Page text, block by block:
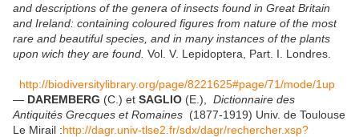
and descriptions of the genera of insects found in Great Britain
and Ireland: containing coloured figures from nature of the most
rare and beautiful species, and in many instances of the plants
upon wich they are found. Vol. V. Lepidoptera, Part. I. Londres.
http://biodiversitylibrary.org/page/8221625#page/71/mode/1up
— DAREMBERG (C.) et SAGLIO (E.),
Dictionnaire des
Antiquités Grecques et Romaines (1877-1919) Univ. de Toulouse
Le Mirail :http://dagr.univ-tlse2.fr/sdx/dagr/rechercher.xsp?